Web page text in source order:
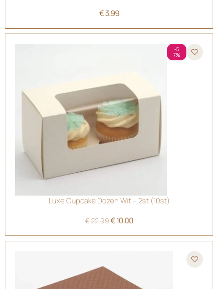
€3.99
-5
7%
Luxe Cupcake Dozen Wit – 2st (10st)
€22.99€10.00